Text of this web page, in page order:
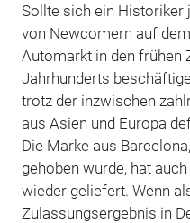
Sollte sich ein
von Newcomern auf
Automarkt in den frühen
Jahrhunderts
trotz der inzwischen
aus Asien und Europa
Die Marke aus
gehoben wurde, hat
wieder geliefert. Wenn
Zulassungsergebnis in